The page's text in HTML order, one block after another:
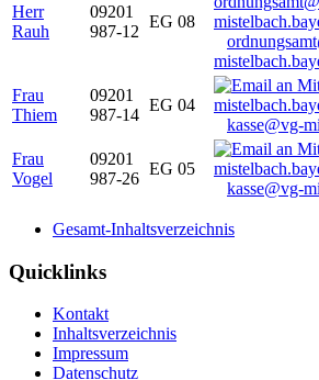
Herr
Rauh
09201
987-12
EG 08
Frau
Thiem
09201
987-14
EG 04
kasse@vg-
Frau
Vogel
09201
987-26
EG 05
kasse@vg-
Gesamt-Inhaltsverzeichnis
Quicklinks
Kontakt
Inhaltsverzeichnis
Impressum
Datenschutz